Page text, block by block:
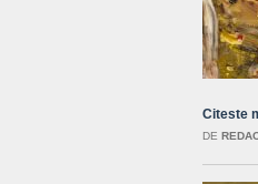
Citeste
DE